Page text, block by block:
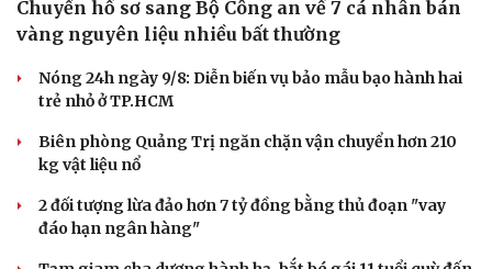
Chuyển hồ sơ sang Bộ Công an về 7 cá nhân bán